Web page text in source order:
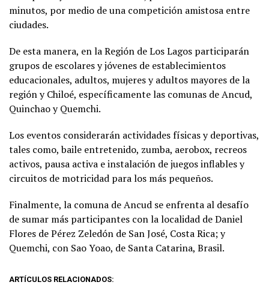
minutos, por medio de una competición amistosa entre
ciudades.
De esta manera, en la Región de Los Lagos participarán
grupos de escolares y jóvenes de establecimientos
educacionales, adultos, mujeres y adultos mayores de la
región y Chiloé, específicamente las comunas de Ancud,
Quinchao y Quemchi.
Los eventos considerarán actividades físicas y deportivas,
tales como, baile entretenido, zumba, aerobox, recreos
activos, pausa activa e instalación de juegos inflables y
circuitos de motricidad para los más pequeños.
Finalmente, la comuna de Ancud se enfrenta al desafío
de sumar más participantes con la localidad de Daniel
Flores de Pérez Zeledón de San José, Costa Rica; y
Quemchi, con Sao Yoao, de Santa Catarina, Brasil.
ARTÍCULOS RELACIONADOS: